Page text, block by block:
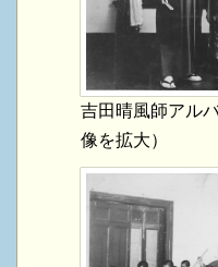
吉田晴風師アル
像を拡大）